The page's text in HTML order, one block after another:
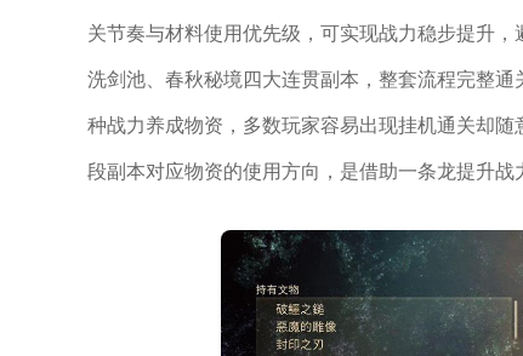
关节奏与材料使用优先级，可实现战力稳步提升
洗剑池、春秋秘境四大连贯副本，整套流程完整
种战力养成物资，多数玩家容易出现挂机通关却
段副本对应物资的使用方向，是借助一条龙提升战